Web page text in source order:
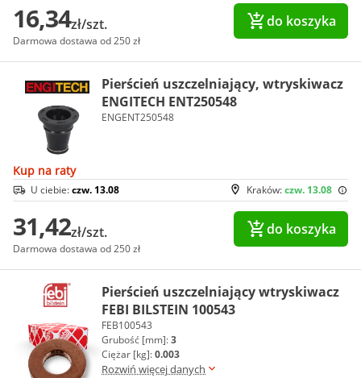
16,34zł/szt.
Darmowa dostawa od 250 zł
do koszyka
Pierścień uszczelniający, wtryskiwacz
ENGITECH ENT250548
ENGENT250548
Kup na raty
Kraków:czw. 13.08
U ciebie:czw. 13.08
31,42zł/szt.
Darmowa dostawa od 250 zł
do koszyka
Pierścień uszczelniający wtryskiwacz
FEBI BILSTEIN 100543
FEB100543
Grubość [mm]:3
Ciężar [kg]:0.003
Rozwiń więcej danych